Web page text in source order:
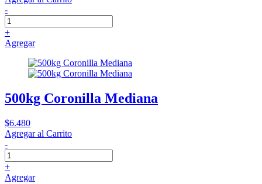
-
+
Agregar
500kg Coronilla Mediana
$6.480
Agregar al Carrito
-
+
Agregar